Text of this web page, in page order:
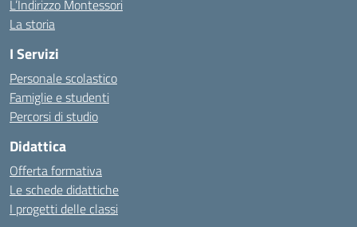
L’Indirizzo Montessori
La storia
I Servizi
Personale scolastico
Famiglie e studenti
Percorsi di studio
Didattica
Offerta formativa
Le schede didattiche
I progetti delle classi